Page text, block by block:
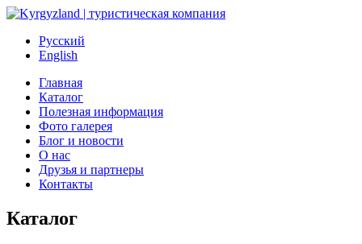
Русский
English
Главная
Каталог
Полезная информация
Фото галерея
Блог и новости
О нас
Друзья и партнеры
Контакты
Каталог